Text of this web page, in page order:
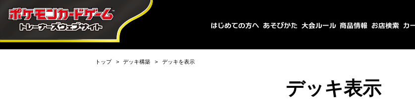
トップ デッキ構築 デッキを表示
デッキ表示